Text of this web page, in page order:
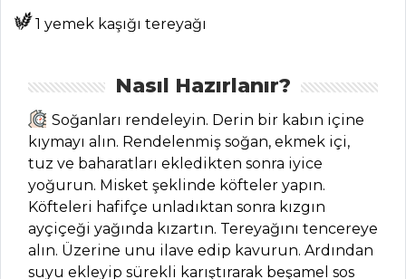
MASTERCHEF
Tarifi, Nasıl Yapılır?
Atom Meze
Tarifi, Nasıl Yapılır?
Maskolin Salata
Tarifi, Nasıl Yapılır?
Masterchef Tüm
Tarifleri
1 yemek kaşığı tereyağı
Nasıl Hazırlanır?
Soğanları rendeleyin. Derin bir kabın içine
kıymayı alın. Rendelenmiş soğan, ekmek içi,
tuz ve baharatları ekledikten sonra iyice
yoğurun. Misket şeklinde köfteler yapın.
Köfteleri hafifçe unladıktan sonra kızgın
ayçiçeği yağında kızartın. Tereyağını tencereye
alın. Üzerine unu ilave edip kavurun. Ardından
suyu ekleyip sürekli karıştırarak beşamel sos